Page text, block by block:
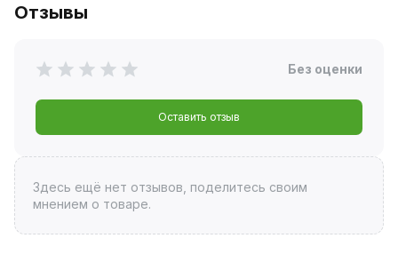
Отзывы
Без оценки
Оставить отзыв
Здесь ещё нет отзывов, поделитесь своим
мнением о товаре.